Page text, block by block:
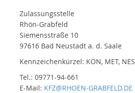
Zulassungsstelle
Rhön-Grabfeld
Siemensstraße 10
97616 Bad Neustadt a. d. Saale
Kennzeichenkürzel: KÖN, MET, NES
Tel.: 09771-94-661
E-Mail: KFZ@RHOEN-GRABFELD.DE